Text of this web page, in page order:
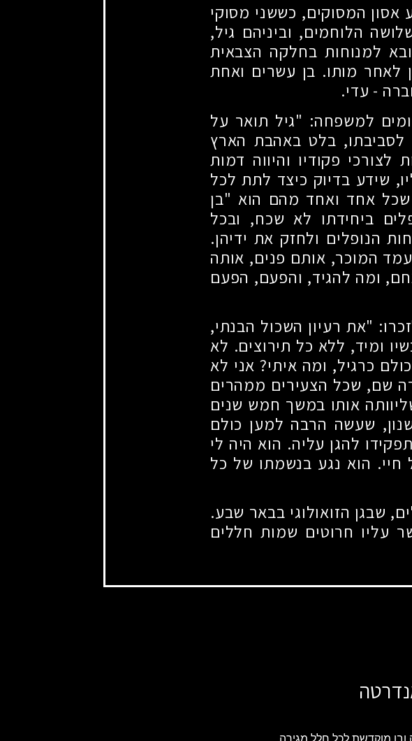
אסון המסוקים, כששני מסוקי
הלוחמים, וביניהם גיל,
למנוחות בחלקה הצבאית
לאחר מותו. בן עשרים ואחת
- עדי.
למשפחה: "גיל תואר על
לסביבתו, בלט באהבת הארץ
פקודיו והיווה דמות
שידע בדיוק כיצד לתת לכל
אחד ואחד מהם הוא "בן
ביחידתו לא שכח, ובכל
הנופלים ולחזק את ידיהן.
המוכר, אותם פנים, אותה
ומה להגיד, והפעם, הפעם
"את רעיון השכול הבנתי,
ומיד, ללא כל תירוצים. לא
כרגיל, ומה איתי? אני לא
שם, שכל הצעירים ממהרים
אותו במשך חמש שנים
שעשה הרבה למען כולם
להגן עליה. הוא היה לי
הוא נגע בנשמתו של כל
שבגן הזואולוגי בבאר שבע.
עליו חרוטים שמות חללים
מוקדשת לכל חלל מגירה.